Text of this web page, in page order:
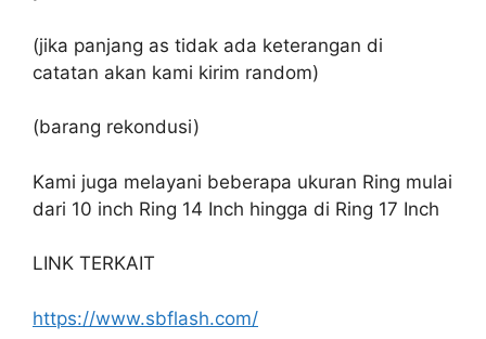
(jika panjang as tidak ada keterangan di
catatan akan kami kirim random)
(barang rekondusi)
Kami juga melayani beberapa ukuran Ring mulai
dari 10 inch Ring 14 Inch hingga di Ring 17 Inch
LINK TERKAIT
https://www.sbflash.com/